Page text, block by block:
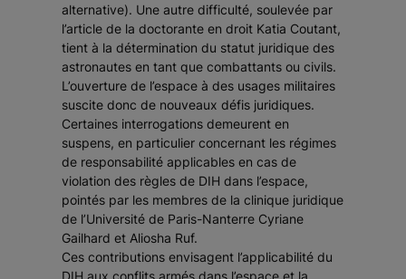
alternative). Une autre difficulté, soulevée par
l’article de la doctorante en droit Katia Coutant,
tient à la détermination du statut juridique des
astronautes en tant que combattants ou civils.
L’ouverture de l’espace à des usages militaires
suscite donc de nouveaux défis juridiques.
Certaines interrogations demeurent en
suspens, en particulier concernant les régimes
de responsabilité applicables en cas de
violation des règles de DIH dans l’espace,
pointés par les membres de la clinique juridique
de l’Université de Paris-Nanterre Cyriane
Gailhard et Aliosha Ruf.
Ces contributions envisagent l’applicabilité du